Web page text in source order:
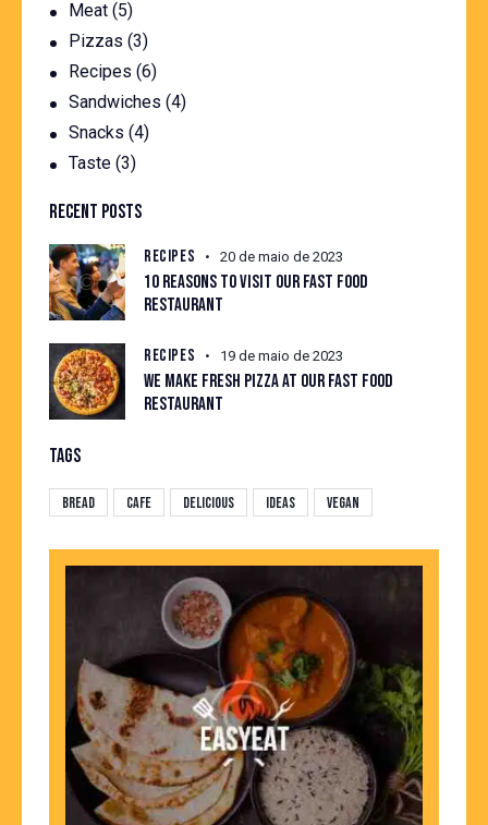
Meat (5)
Pizzas (3)
Recipes (6)
Sandwiches (4)
Snacks (4)
Taste (3)
RECENT POSTS
RECIPES 20 de maio de 2023
10 REASONS TO VISIT OUR FAST FOOD
RESTAURANT
RECIPES 19 de maio de 2023
WE MAKE FRESH PIZZA AT OUR FAST FOOD
RESTAURANT
TAGS
Bread Cafe Delicious Ideas Vegan